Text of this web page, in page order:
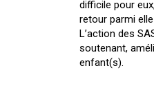
difficile pour
retour parmi
L’action des
soutenant,
enfant(s).